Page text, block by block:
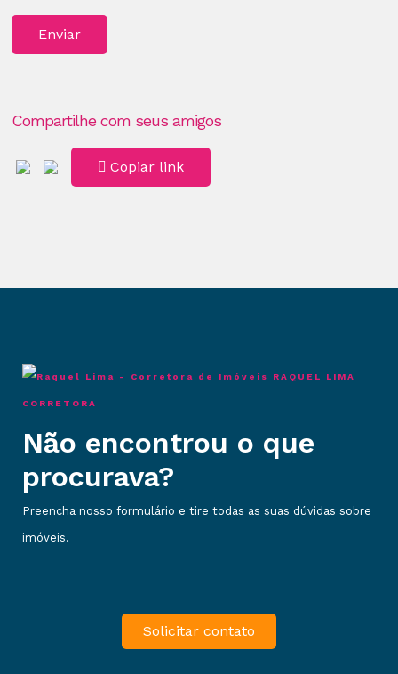
Enviar
Compartilhe com seus amigos
Copiar link
RAQUEL LIMA
CORRETORA
Não encontrou o que
procurava?
Preencha nosso formulário e tire todas as suas dúvidas sobre
imóveis.
Solicitar contato